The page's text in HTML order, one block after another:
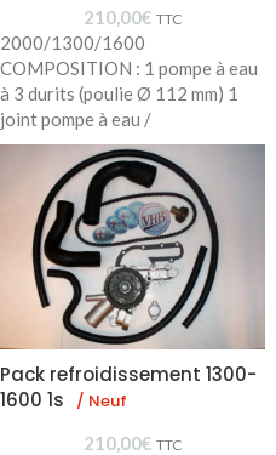
210,00€ TTC
2000/1300/1600
COMPOSITION : 1 pompe à eau
à 3 durits (poulie Ø 112 mm) 1
joint pompe à eau /
Pack refroidissement 1300-
1600 1s
/ Neuf
210,00€ TTC